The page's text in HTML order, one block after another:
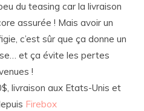
du teasing car la livraison
assurée ! Mais avoir un
c’est sûr que ça donne un
et ça évite les pertes
!
livraison aux Etats-Unis et
Firebox